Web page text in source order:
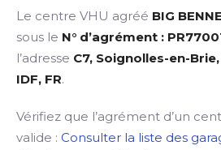
Le centre VHU agréé BIG
sous le N° d’agrément :
l’adresse C7, Soignolles-en-
IDF, FR.
Vérifiez que l’agrément d’un
valide : Consulter la liste des